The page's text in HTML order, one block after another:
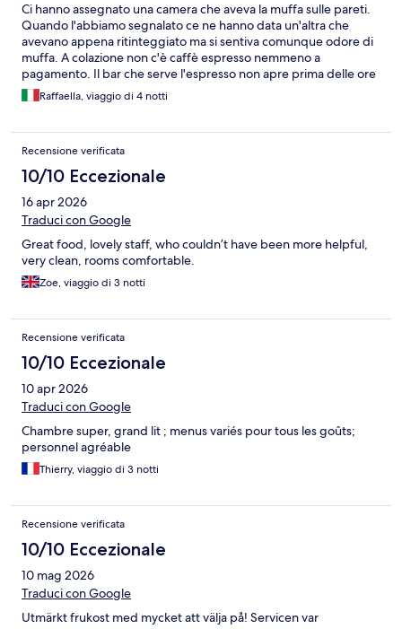
Ci hanno assegnato una camera che aveva la muffa sulle pareti.
Quando l'abbiamo segnalato ce ne hanno data un'altra che
avevano appena ritinteggiato ma si sentiva comunque odore di
muffa. A colazione non c'è caffè espresso nemmeno a
pagamento. Il bar che serve l'espresso non apre prima delle ore
10. Non hanno rifatto la camera più volte nonostante fosse
esposta l'indicazione di sistemarla. La zona circostante è molto
sconsiglio vivamente.
Raffaella, viaggio di 4 notti
Recensione verificata
10/10 Eccezionale
16 apr 2026
Traduci con Google
Great food, lovely staff, who couldn’t have been more helpful,
very clean, rooms comfortable.
Zoe, viaggio di 3 notti
Recensione verificata
10/10 Eccezionale
10 apr 2026
Traduci con Google
Chambre super, grand lit ; menus variés pour tous les goûts;
personnel agréable
Thierry, viaggio di 3 notti
Recensione verificata
10/10 Eccezionale
10 mag 2026
Traduci con Google
Utmärkt frukost med mycket att välja på! Servicen var